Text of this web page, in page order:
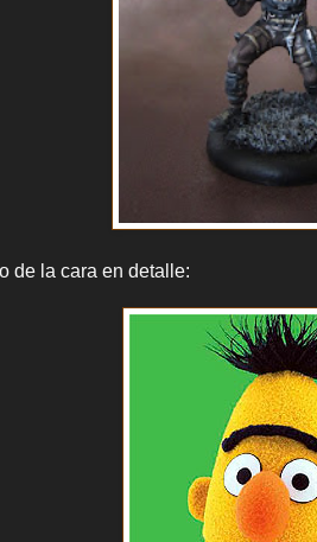
de la cara en detalle: